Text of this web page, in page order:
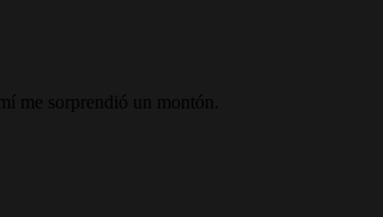
me sorprendió un montón.